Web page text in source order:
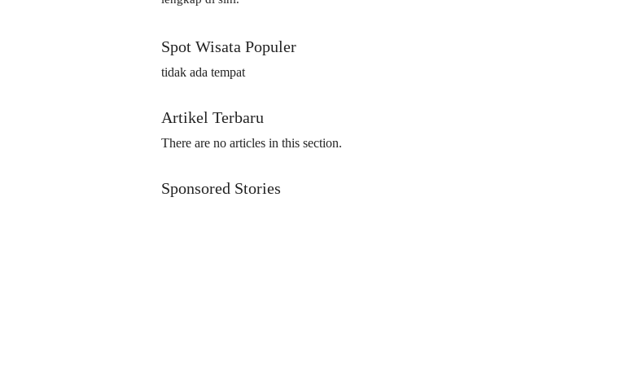
Spot Wisata Populer
tidak ada tempat
Artikel Terbaru
There are no articles in this section.
Sponsored Stories